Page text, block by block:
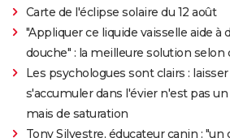
Carte de l'éclipse solaire du 12 août
"Appliquer ce liquide vaisselle aide à
douche" : la meilleure solution
Les psychologues sont clairs :
s'accumuler dans l'évier n'est pas
mais de saturation
Tony Silvestre, éducateur canin :